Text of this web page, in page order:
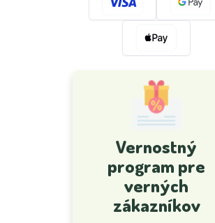
Vernostný
program pre
verných
zákazníkov